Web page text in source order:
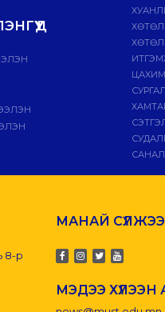
САНАЛ
8-р
МАНАЙ
МЭДЭЭ